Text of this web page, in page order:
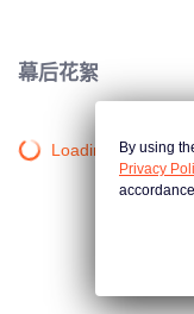
幕后花絮
Loading…By using
Privacy